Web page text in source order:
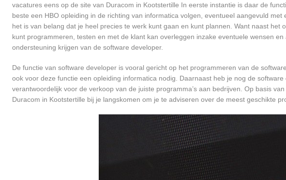
vacatures eens op de site van Duracom in Kootstertille In eerste instantie is daar de
beste een HBO opleiding in de richting van informatica volgen, eventueel aangevuld
het is van belang dat je heel precies te werk kunt gaan en kunt plannen. Want naast het
kunt programmeren, testen en met de klant kan overleggen inzake eventuele wensen
ondersteuning krijgen van de software developer.
De functie van software developer is vooral gericht op het programmeren van de
ook voor deze functie een opleiding informatica nodig. Daarnaast heb je nog de
verantwoordelijk voor de verkoop van de juiste programma’s aan bedrijven. Op basis
Duracom in Kootstertille bij je langskomen om je te adviseren over de meest geschikte